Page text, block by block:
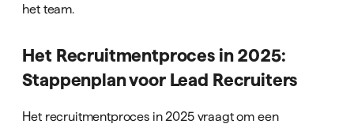
het team.
Het Recruitmentproces in 2025:
Stappenplan voor Lead Recruiters
Het recruitmentproces in 2025 vraagt om een